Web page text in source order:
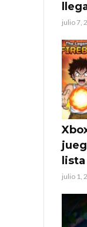
julio 7,
julio 1,